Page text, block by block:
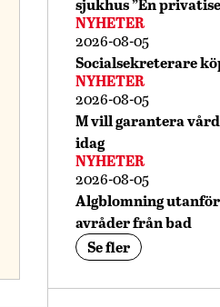
sjukhus ”En
NYHETER
2026-08-05
Socialsekreterare
NYHETER
2026-08-05
M vill garantera
idag
NYHETER
2026-08-05
Algblomning
avråder från bad
Se fler